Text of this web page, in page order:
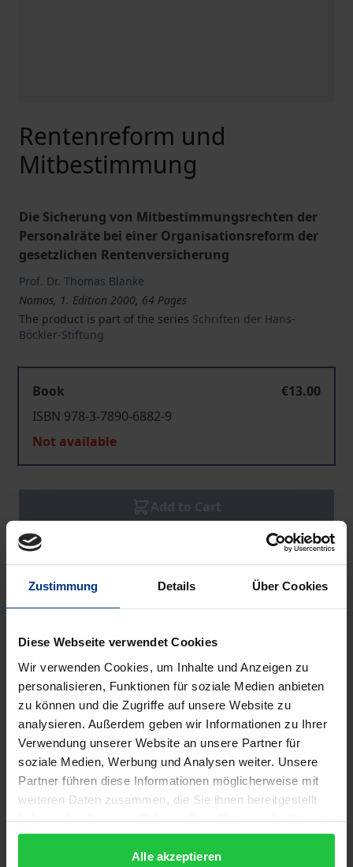
Zustimmung Details Über Cookies
Diese Webseite verwendet Cookies
Wir verwenden Cookies, um Inhalte und Anzeigen zu
personalisieren, Funktionen für soziale Medien anbieten
zu können und die Zugriffe auf unsere Website zu
analysieren. Außerdem geben wir Informationen zu Ihrer
Verwendung unserer Website an unsere Partner für
soziale Medien, Werbung und Analysen weiter. Unsere
Partner führen diese Informationen möglicherweise mit
weiteren Daten zusammen, die Sie ihnen bereitgestellt
gesammelt haben.
Alle akzeptieren
Rentenreform und
Mitbestimmung
Die Sicherung von Mitbestimmungsrechten der
Personalräte bei einer Organisationsreform der
gesetzlichen Rentenversicherung
Prof. Dr. Thomas Blanke
Nomos, 1. Edition 2000, 64 Pages
The product is part of the series Schriften der Hans-
Böckler-Stiftung
Book
€13.00
ISBN 978-3-7890-6882-9
Not available
Add to Cart
Add to Wish List
Delivery cost notice
Description
Im Zuge der geplanten Neuorganisation der
gesetzlichen Rentenversicherung wird
voraussichtlich eine zentrale Bundesspitze
geschaffen, die auch operative Aufgaben
wahrnimmt und Weisungsrechte gegenüber den
nachgeordneten, ehemals selbständigen Trägern
Das im Auftrag der Hans-Böckler-Stiftung erstellte
Rechtsgutachten geht der Frage nach, wie bei dem